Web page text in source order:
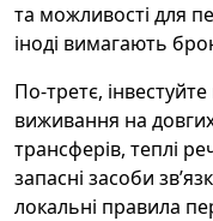
та можливості для
іноді вимагають
По-третє,
виживання на
трансферів, теплі
запасні засоби
локальні правила